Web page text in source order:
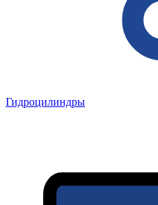
Гидроцилиндры